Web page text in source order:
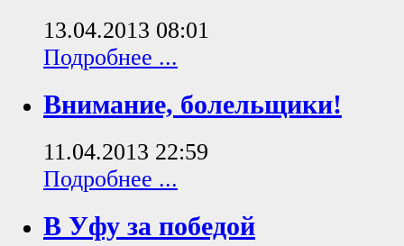
13.04.2013 08:01
Подробнее ...
Внимание, болельщики!
11.04.2013 22:59
Подробнее ...
В Уфу за победой